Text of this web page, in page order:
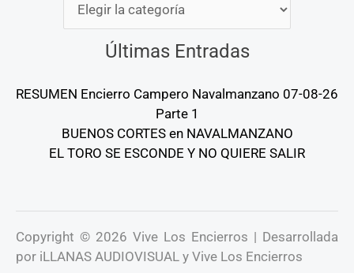
Últimas Entradas
RESUMEN Encierro Campero Navalmanzano 07-08-26
Parte 1
BUENOS CORTES en NAVALMANZANO
EL TORO SE ESCONDE Y NO QUIERE SALIR
Copyright © 2026 Vive Los Encierros | Desarrollada
por iLLANAS AUDIOVISUAL y Vive Los Encierros